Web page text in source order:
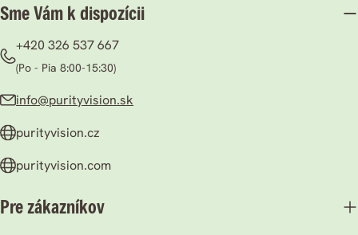
Sme Vám k dispozícii
+420 326 537 667
(Po - Pia 8:00-15:30)
info@purityvision.sk
purityvision.cz
purityvision.com
Pre zákazníkov